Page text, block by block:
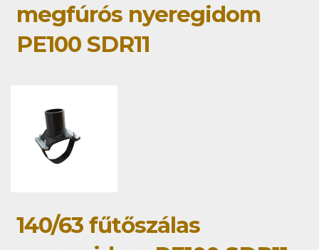
megfúrós nyeregidom
PE100 SDR11
140/63 fűtőszálas